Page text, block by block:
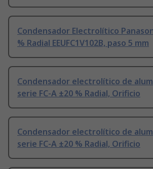
Condensador Electrolítico
% Radial EEUFC1V102B, paso 5 mm
Condensador electrolítico de
serie FC-A ±20 % Radial, Orificio
Condensador electrolítico de
serie FC-A ±20 % Radial, Orificio